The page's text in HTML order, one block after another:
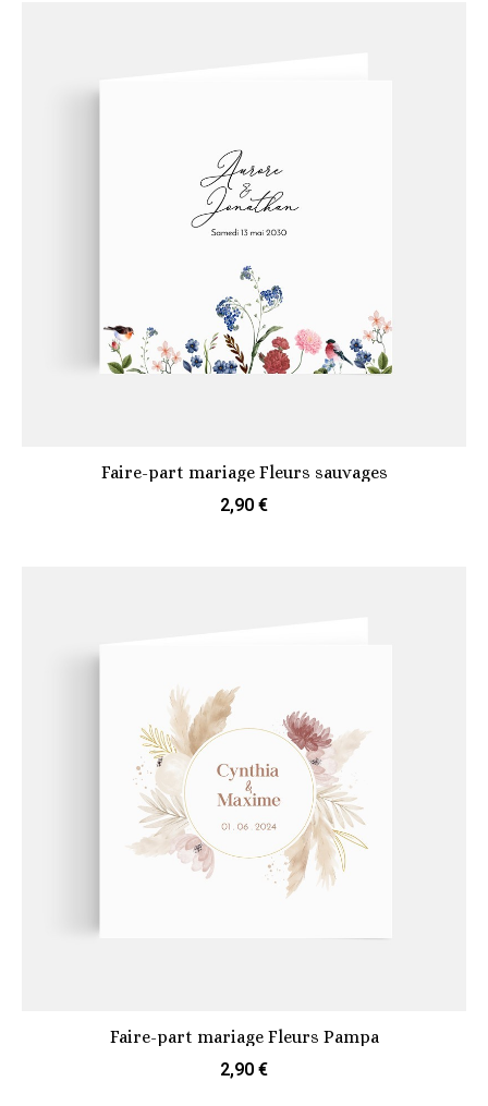
Faire-part mariage Fleurs sauvages
2,90 €
Faire-part mariage Fleurs Pampa
2,90 €